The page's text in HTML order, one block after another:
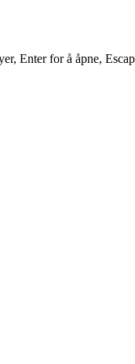
Enter for å åpne,